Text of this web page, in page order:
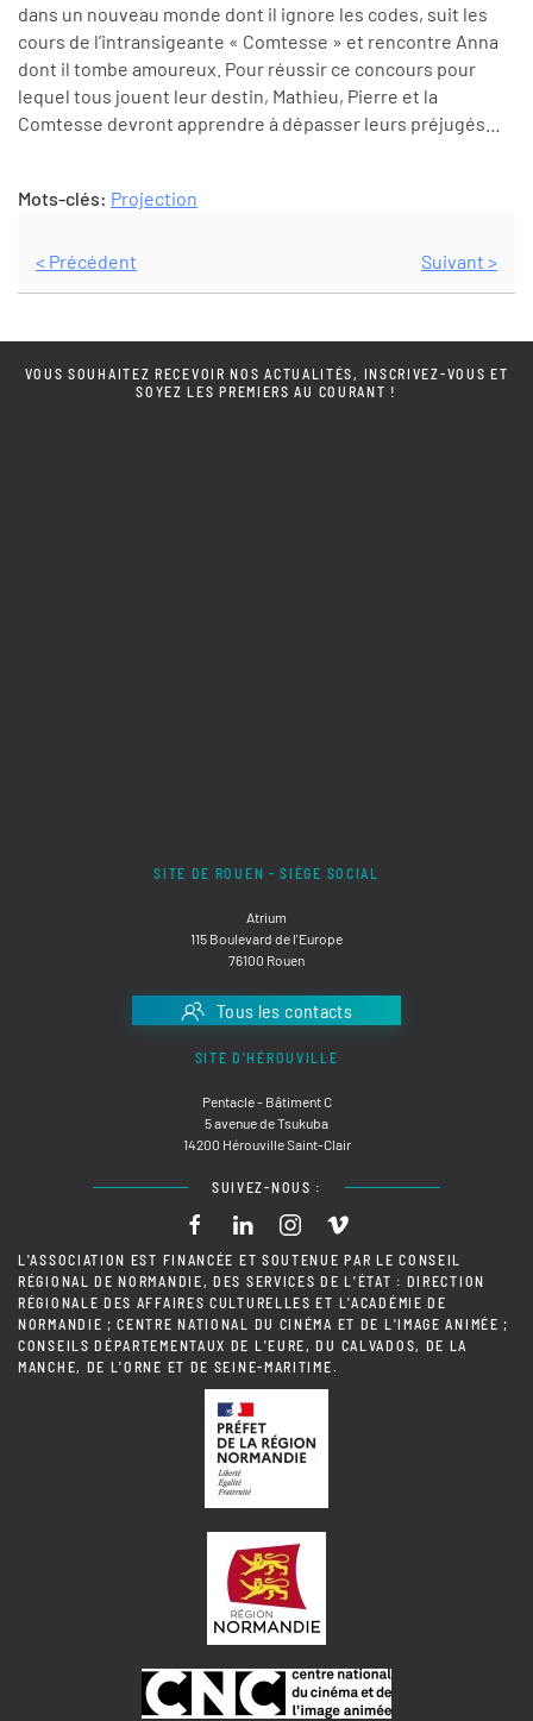
dans un nouveau monde dont il ignore les codes, suit les
cours de l’intransigeante « Comtesse » et rencontre Anna
dont il tombe amoureux. Pour réussir ce concours pour
lequel tous jouent leur destin, Mathieu, Pierre et la
Comtesse devront apprendre à dépasser leurs préjugés…
Mots-clés: Projection
< Précédent Suivant >
VOUS SOUHAITEZ RECEVOIR NOS ACTUALITÉS, INSCRIVEZ-VOUS ET
SOYEZ LES PREMIERS AU COURANT !
SITE DE ROUEN - SIÈGE SOCIAL
Atrium
115 Boulevard de l'Europe
76100 Rouen
Tous les contacts
SITE D'HÉROUVILLE
Pentacle - Bâtiment C
5 avenue de Tsukuba
14200 Hérouville Saint-Clair
SUIVEZ-NOUS :
L'ASSOCIATION EST FINANCÉE ET SOUTENUE PAR LE CONSEIL
RÉGIONAL DE NORMANDIE, DES SERVICES DE L'ÉTAT : DIRECTION
RÉGIONALE DES AFFAIRES CULTURELLES ET L'ACADÉMIE DE
NORMANDIE ; CENTRE NATIONAL DU CINÉMA ET DE L'IMAGE ANIMÉE ;
CONSEILS DÉPARTEMENTAUX DE L'EURE, DU CALVADOS, DE LA
MANCHE, DE L'ORNE ET DE SEINE-MARITIME.